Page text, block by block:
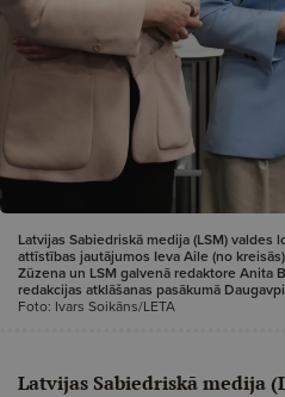
Latvijas Sabiedriskā medija (LSM)
attīstības jautājumos Ieva Aile (no
Zūzena un LSM galvenā redaktore Anita
redakcijas atklāšanas pasākumā
Foto: Ivars Soikāns/LETA
Latvijas Sabiedriskā medija